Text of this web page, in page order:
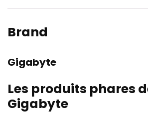
Brand
Gigabyte
Les produits phares
Gigabyte